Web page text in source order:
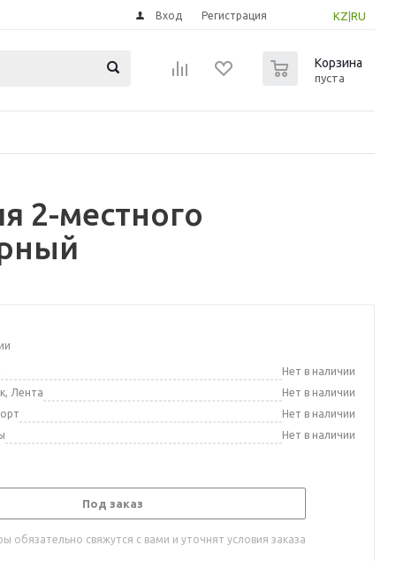
KZ RU
Вход Регистрация
Корзина
пуста
2-местного
Нет в наличии
Лента
Нет в наличии
Нет в наличии
Нет в наличии
Под заказ
обязательно свяжутся с вами и уточнят условия заказа